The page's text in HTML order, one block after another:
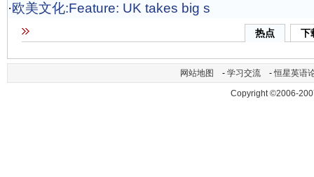
·欧美文化:Feature: UK takes big s
热点 下
网站地图 - 学习交流 -恒星英语
Copyright ©2006-